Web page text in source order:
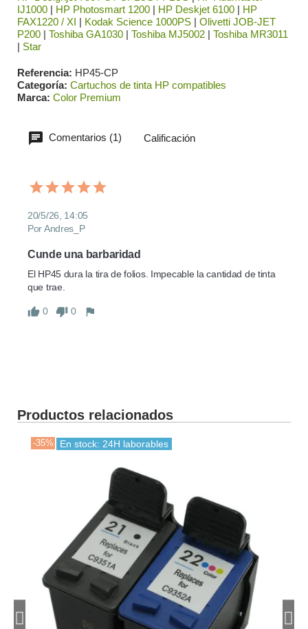
IJ1000 | HP Photosmart 1200 | HP Deskjet 6100 | HP
FAX1220 / XI | Kodak Science 1000PS | Olivetti JOB-JET
P200 | Toshiba GA1030 | Toshiba MJ5002 | Toshiba MR3011
| Star
Referencia HP45-CP
Categoría Cartuchos de tinta HP compatibles
Marca Color Premium
Comentarios (1) Calificación
20/5/26, 14:05
Por Andres_P
Cunde una barbaridad
El HP45 dura la tira de folios. Impecable la cantidad de tinta
que trae.
0 0
Productos relacionados
-35% En stock: 24H laborables